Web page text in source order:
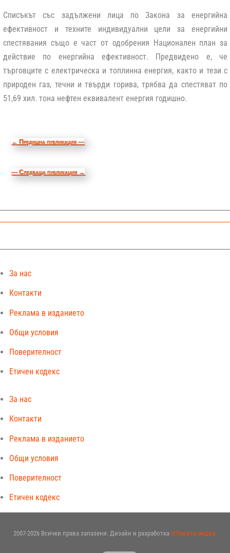
Списъкът със задължени лица по Закона за енергийна
ефективност и техните индивидуални цели за енергийни
спестявания също е част от одобрения Национален план за
действие по енергийна ефективност. Предвидено е, че
търговците с електрическа и топлинна енергия, както и тези с
природен газ, течни и твърди горива, трябва да спестяват по
51,69 хил. тона нефтен еквивалент енергия годишно.
← Предишна публикация ---
--- Следваща публикация →
За нас
Контакти
Реклама в изданието
Общи условия
Поверителност
Етичен кодекс
За нас
Контакти
Реклама в изданието
Общи условия
Поверителност
Етичен кодекс
2007-2026 Всички права запазени. Дизайн и разработка ©Пасита медиа.